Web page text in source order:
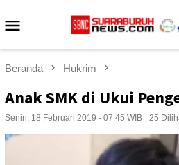
ke
Beranda Hukrim
Anak SMK di Ukui
Senin, 18 Februari 2019 - 07:45 WIB 25